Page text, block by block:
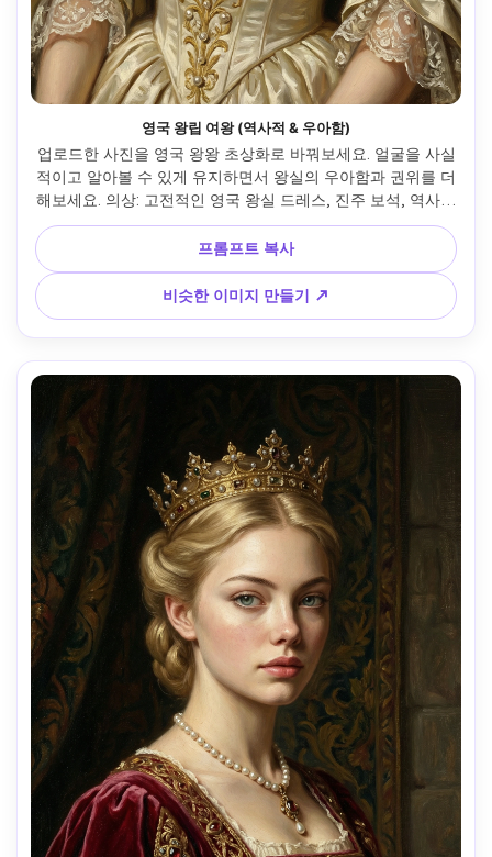
영국 왕립 여왕 (역사적 & 우아함)
업로드한 사진을 영국 왕왕 초상화로 바꿔보세요. 얼굴을 사실
적이고 알아볼 수 있게 유지하면서 왕실의 우아함과 권위를 더
해보세요. 의상: 고전적인 영국 왕실 드레스, 진주 보석, 역사적
인 여왕에서 영감을 받은 왕관. 스타일: 사실적인 역사적 초상
화, 박물관 품질의 유화, 미묘한 황금빛. 표현: 위엄 있고, 구성
되어 있고, 자신감이 있습니다. 배경: 어두운 궁전 인테리어 또
는 왕실 배경. 판타지, 애니메이션, 현대 패션 요소가 없습니다.
프롬프트 복사
비슷한 이미지 만들기 ↗